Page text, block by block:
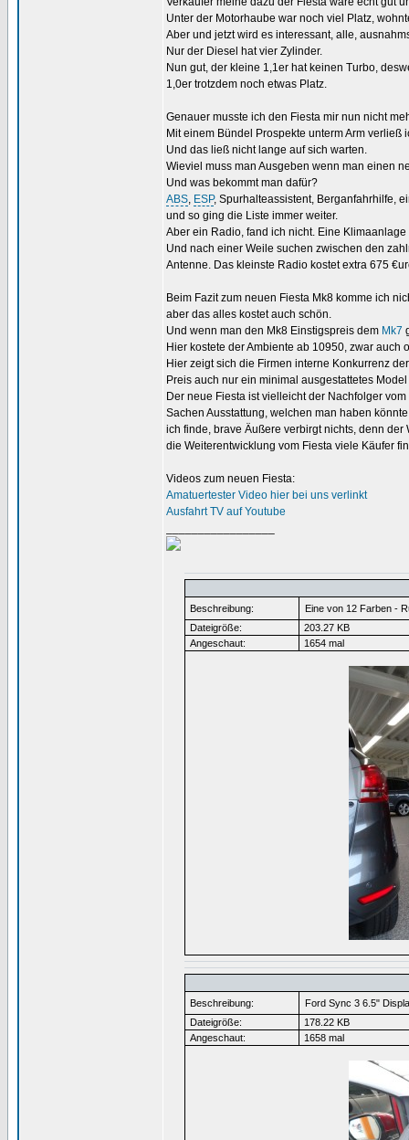
Unter der Motorhaube war noch viel Platz,
Aber und jetzt wird es interessant, alle,
Nur der Diesel hat vier Zylinder.
Nun gut, der kleine 1,1er hat keinen Turbo,
1,0er trotzdem noch etwas Platz.
Genauer musste ich den Fiesta mir nun nicht
Mit einem Bündel Prospekte unterm Arm
Und das ließ nicht lange auf sich warten.
Wieviel muss man Ausgeben wenn man einen
Und was bekommt man dafür?
ABS, ESP, Spurhalteassistent, Berganfahrhilfe,
und so ging die Liste immer weiter.
Aber ein Radio, fand ich nicht. Eine
Und nach einer Weile suchen zwischen den
Antenne. Das kleinste Radio kostet extra 675
Beim Fazit zum neuen Fiesta Mk8 komme ich
aber das alles kostet auch schön.
Und wenn man den Mk8 Einstigspreis dem Mk7
Hier kostete der Ambiente ab 10950, zwar
Hier zeigt sich die Firmen interne Konkurrenz
Preis auch nur ein minimal ausgestattetes
Der neue Fiesta ist vielleicht der Nachfolger
Sachen Ausstattung, welchen man haben
ich finde, brave Äußere verbirgt nichts, denn
die Weiterentwicklung vom Fiesta viele Käufer
Videos zum neuen Fiesta:
Amatuertester Video hier bei uns verlinkt
Ausfahrt TV auf Youtube
Beschreibung:
Eine von 12 Farben -
Dateigröße:
203.27 KB
Angeschaut:
1654 mal
Beschreibung:
Ford Sync 3 6.5"
Dateigröße:
178.22 KB
Angeschaut:
1658 mal